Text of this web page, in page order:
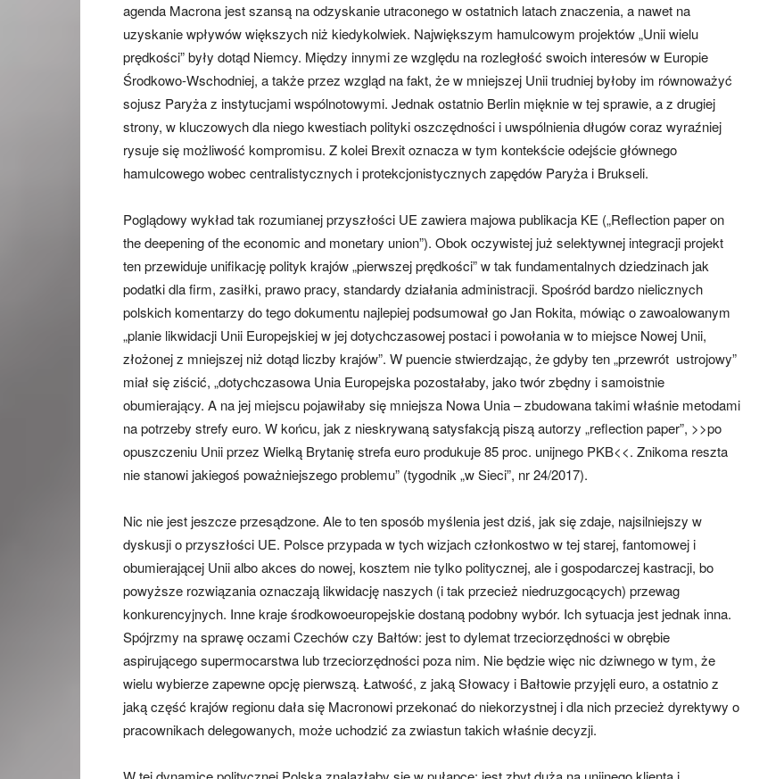
agenda Macrona jest szansą na odzyskanie utraconego w ostatnich latach znaczenia, a nawet na
uzyskanie wpływów większych niż kiedykolwiek. Największym hamulcowym projektów „Unii wielu
prędkości” były dotąd Niemcy. Między innymi ze względu na rozległość swoich interesów w Europie
Środkowo-Wschodniej, a także przez wzgląd na fakt, że w mniejszej Unii trudniej byłoby im równoważyć
sojusz Paryża z instytucjami wspólnotowymi. Jednak ostatnio Berlin mięknie w tej sprawie, a z drugiej
strony, w kluczowych dla niego kwestiach polityki oszczędności i uwspólnienia długów coraz wyraźniej
rysuje się możliwość kompromisu. Z kolei Brexit oznacza w tym kontekście odejście głównego
hamulcowego wobec centralistycznych i protekcjonistycznych zapędów Paryża i Brukseli.
Poglądowy wykład tak rozumianej przyszłości UE zawiera majowa publikacja KE („Reflection paper on
the deepening of the economic and monetary union”). Obok oczywistej już selektywnej integracji projekt
ten przewiduje unifikację polityk krajów „pierwszej prędkości” w tak fundamentalnych dziedzinach jak
podatki dla firm, zasiłki, prawo pracy, standardy działania administracji. Spośród bardzo nielicznych
polskich komentarzy do tego dokumentu najlepiej podsumował go Jan Rokita, mówiąc o zawoalowanym
„planie likwidacji Unii Europejskiej w jej dotychczasowej postaci i powołania w to miejsce Nowej Unii,
złożonej z mniejszej niż dotąd liczby krajów”. W puencie stwierdzając, że gdyby ten „przewrót ustrojowy”
miał się ziścić, „dotychczasowa Unia Europejska pozostałaby, jako twór zbędny i samoistnie
obumierający. A na jej miejscu pojawiłaby się mniejsza Nowa Unia – zbudowana takimi właśnie metodami
na potrzeby strefy euro. W końcu, jak z nieskrywaną satysfakcją piszą autorzy „reflection paper”, >>po
opuszczeniu Unii przez Wielką Brytanię strefa euro produkuje 85 proc. unijnego PKB<<. Znikoma reszta
nie stanowi jakiegoś poważniejszego problemu” (tygodnik „w Sieci”, nr 24/2017).
Nic nie jest jeszcze przesądzone. Ale to ten sposób myślenia jest dziś, jak się zdaje, najsilniejszy w
dyskusji o przyszłości UE. Polsce przypada w tych wizjach członkostwo w tej starej, fantomowej i
obumierającej Unii albo akces do nowej, kosztem nie tylko politycznej, ale i gospodarczej kastracji, bo
powyższe rozwiązania oznaczają likwidację naszych (i tak przecież niedruzgocących) przewag
konkurencyjnych. Inne kraje środkowoeuropejskie dostaną podobny wybór. Ich sytuacja jest jednak inna.
Spójrzmy na sprawę oczami Czechów czy Bałtów: jest to dylemat trzeciorzędności w obrębie
aspirującego supermocarstwa lub trzeciorzędności poza nim. Nie będzie więc nic dziwnego w tym, że
wielu wybierze zapewne opcję pierwszą. Łatwość, z jaką Słowacy i Bałtowie przyjęli euro, a ostatnio z
jaką część krajów regionu dała się Macronowi przekonać do niekorzystnej i dla nich przecież dyrektywy o
pracownikach delegowanych, może uchodzić za zwiastun takich właśnie decyzji.